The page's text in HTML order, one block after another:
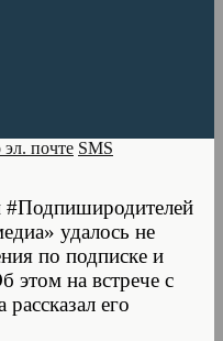
почте SMS
#Подпиширодителей
удалось не
по подписке и
этом на встрече с
его